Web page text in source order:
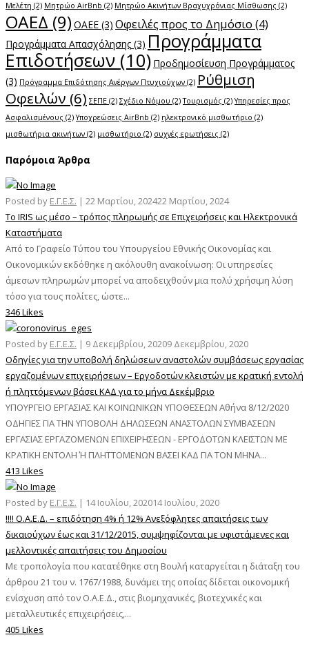
Μελέτη (2) Μητρώο AirBnb (2) Μητρώο Ακινήτων Βραχυχρόνιας Μίσθωσης (2)
ΟΑΕΔ (9) ΟΑΕΕ (3) Οφειλές προς το Δημόσιο (4)
Προγράμματα Απασχόλησης (3) Προγράμματα
Επιδοτήσεων (10) Προδημοσίευση Προγράμματος
(3) Πρόγραμμα Επιδότησης Ανέργων Πτυχιούχων (2) Ρύθμιση
Οφειλών (6) ΣΕΠΕ (2) Σχέδιο Νόμου (2) Τουρισμός (2) Υπηρεσίες προς
Ασφαλισμένους (2) Υποχρεώσεις AirBnb (2) ηλεκτρονικό μισθωτήριο (2)
μισθωτήρια ακινήτων (2) μισθωτήριο (2) συχνές ερωτήσεις (2)
Παρόμοια Άρθρα
Posted by Ε.Γ.Ε.Σ. | 22 Μαρτίου, 202422 Μαρτίου, 2024
Το IRIS ως μέσο – τρόπος πληρωμής σε Επιχειρήσεις και Ηλεκτρονικά
Καταστήματα
Από το Γραφείο Τύπου του Υπουργείου Εθνικής Οικονομίας και
Οικονομικών εκδόθηκε η ακόλουθη ανακοίνωση: Οι υπηρεσίες
άμεσων πληρωμών μπορεί να αποδειχθούν μια πολύ χρήσιμη λύση
τόσο για τους πολίτες, ώστε...
346 Likes
Posted by Ε.Γ.Ε.Σ. | 9 Δεκεμβρίου, 20209 Δεκεμβρίου, 2020
Οδηγίες για την υποβολή δηλώσεων αναστολών συμβάσεως εργασίας
εργαζομένων επιχειρήσεων – Εργοδοτών κλειστών με κρατική εντολή
ή πληττόμενων βάσει ΚΑΔ για το μήνα Δεκέμβριο
ΥΠΟΥΡΓΕΙΟ ΕΡΓΑΣΙΑΣ ΚΑΙ ΚΟΙΝΩΝΙΚΩΝ ΥΠΟΘΕΣΕΩΝ Αθήνα 8/12/2020
ΟΔΗΓΙΕΣ ΓΙΑ ΤΗΝ ΥΠΟΒΟΛΗ ΔΗΛΩΣΕΩΝ ΑΝΑΣΤΟΛΩΝ ΣΥΜΒΑΣΕΩΝ
ΕΡΓΑΣΙΑΣ ΕΡΓΑΖΟΜΕΝΩΝ ΕΠΙΧΕΙΡΗΣΕΩΝ - ΕΡΓΟΔΟΤΩΝ ΚΛΕΙΣΤΩΝ ΜΕ
ΚΡΑΤΙΚΗ ΕΝΤΟΛΗ Ή ΠΛΗΤΤΟΜΕΝΩΝ ΒΑΣΕΙ ΚΑΔ ΓΙΑ ΤΟΝ ΜΗΝΑ...
413 Likes
Posted by Ε.Γ.Ε.Σ. | 14 Ιουλίου, 202014 Ιουλίου, 2020
!!!! Ο.Α.Ε.Δ. – επιδότηση 4% ή 12% Ανεξόφλητες απαιτήσεις των
δικαιούχων έως και 31/12/2015, συμψηφίζονται με υφιστάμενες και
μελλοντικές απαιτήσεις του Δημοσίου
Με τροπολογία που κατατέθηκε στη Βουλή καταργείται η διάταξη του
άρθρου 21 του ν. 1767/1988, δυνάμει της οποίας δίδεται οικονομική
ενίσχυση από τον Ο.Α.Ε.Δ., στις βιομηχανικές, βιοτεχνικές και
μεταλλευτικές επιχειρήσεις,...
405 Likes